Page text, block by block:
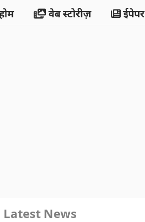
वेब स्टोरीज़ ईपेपर
Latest News